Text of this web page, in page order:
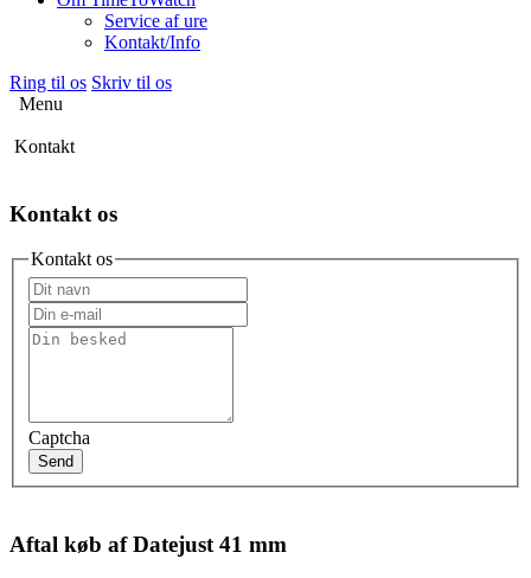
Service af ure
Kontakt/Info
Ring til os Skriv til os
Menu
Kontakt
Kontakt os
Kontakt os
Captcha
Send
Aftal køb af Datejust 41 mm